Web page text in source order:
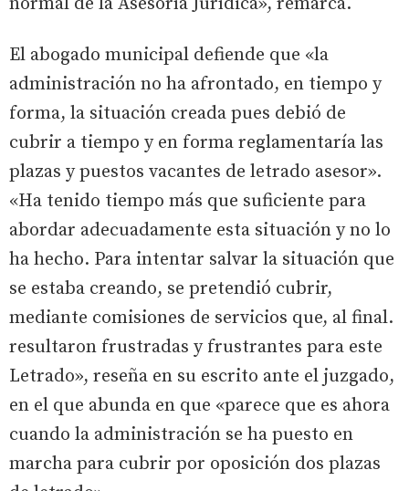
El abogado municipal defiende que «la
administración no ha afrontado, en tiempo y
forma, la situación creada pues debió de
cubrir a tiempo y en forma reglamentaría las
plazas y puestos vacantes de letrado asesor».
«Ha tenido tiempo más que suficiente para
abordar adecuadamente esta situación y no lo
ha hecho. Para intentar salvar la situación que
se estaba creando, se pretendió cubrir,
mediante comisiones de servicios que, al final.
resultaron frustradas y frustrantes para este
Letrado», reseña en su escrito ante el juzgado,
en el que abunda en que «parece que es ahora
cuando la administración se ha puesto en
marcha para cubrir por oposición dos plazas